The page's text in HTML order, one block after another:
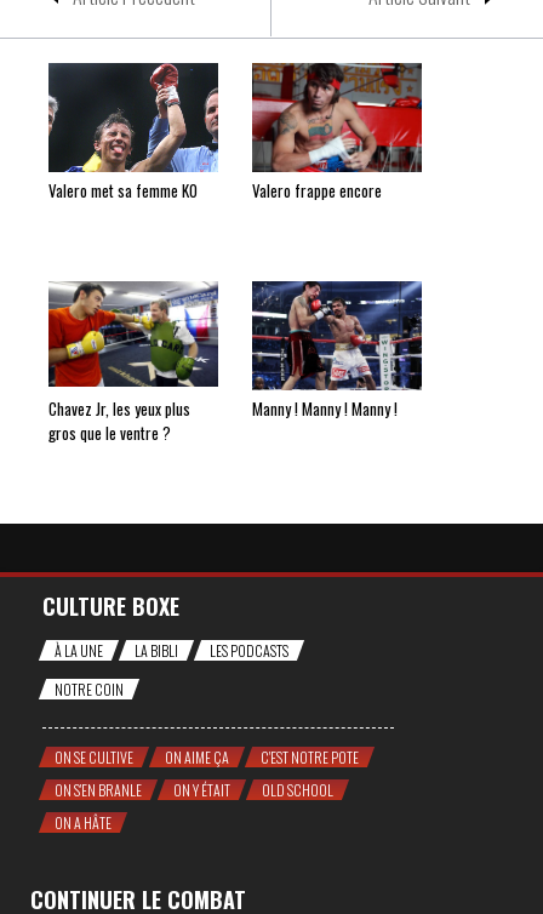
Valero met sa femme KO Valero frappe encore
Chavez Jr, les yeux plus
gros que le ventre ?
Manny ! Manny ! Manny !
CULTURE BOXE
À LA UNE LA BIBLI
LES PODCASTS
NOTRE COIN
ON SE CULTIVE ON AIME ÇA
C'EST NOTRE POTE
ON S'EN BRANLE
ON Y ÉTAIT
OLD SCHOOL
ON A HÂTE
CONTINUER LE COMBAT